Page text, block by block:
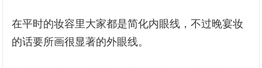
在平时的妆容里大家都是简化内眼线，不过晚宴妆
的话要所画很显著的外眼线。